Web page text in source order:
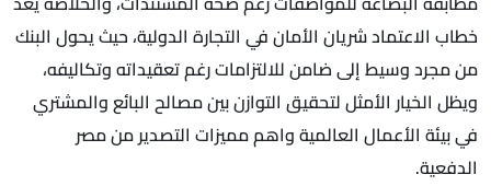
خطاب الاعتماد شريان الأمان في التجارة الدولية، حيث يحول البنك
من مجرد وسيط إلى ضامن للالتزامات رغم تعقيداته وتكاليفه،
ويظل الخيار الأمثل لتحقيق التوازن بين مصالح البائع والمشتري
في بيئة الأعمال العالمية واهم مميزات التصدير من مصر
الدفعية.